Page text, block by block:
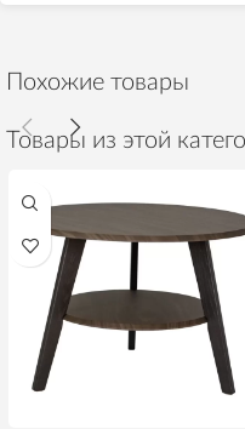
Похожие товары
Товары из этой